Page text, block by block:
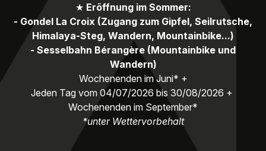
★ Eröffnung im Sommer:
- Gondel La Croix (Zugang zum Gipfel, Seilrutsche,
Himalaya-Steg, Wandern, Mountainbike...)
- Sesselbahn Bérangère (Mountainbike und
Wandern)
Wochenenden im Juni* +
Jeden Tag vom 04/07/2026 bis 30/08/2026 +
Wochenenden im September*
*unter Wettervorbehalt